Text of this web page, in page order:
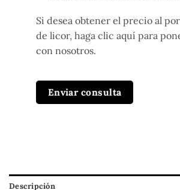
Si desea obtener el precio al
de licor, haga clic aquí para
con nosotros.
Enviar consulta
Descripción